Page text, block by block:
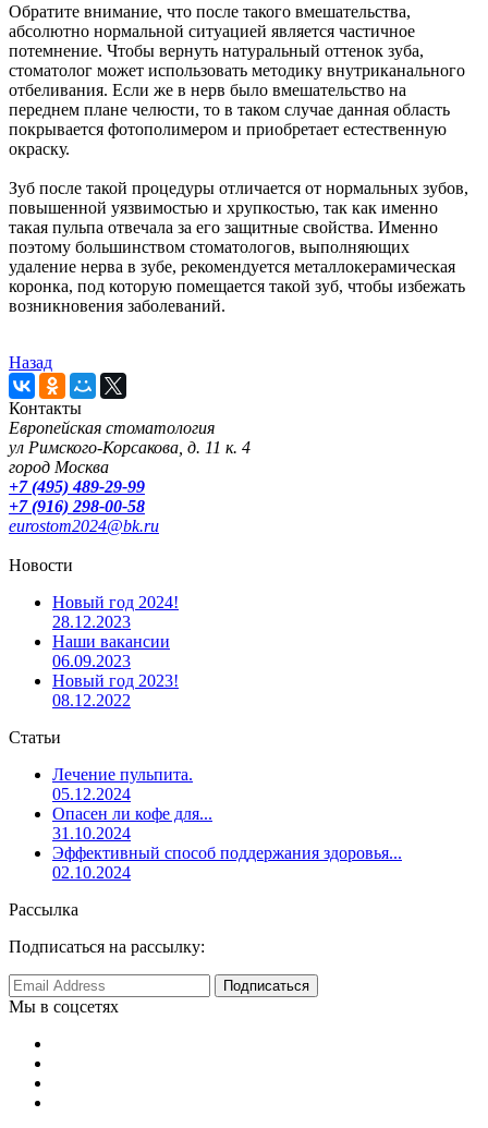
Обратите внимание, что после такого вмешательства,
абсолютно нормальной ситуацией является частичное
потемнение. Чтобы вернуть натуральный оттенок зуба,
стоматолог может использовать методику внутриканального
отбеливания. Если же в нерв было вмешательство на
переднем плане челюсти, то в таком случае данная область
покрывается фотополимером и приобретает естественную
окраску.
Зуб после такой процедуры отличается от нормальных зубов,
повышенной уязвимостью и хрупкостью, так как именно
такая пульпа отвечала за его защитные свойства. Именно
поэтому большинством стоматологов, выполняющих
удаление нерва в зубе, рекомендуется металлокерамическая
коронка, под которую помещается такой зуб, чтобы избежать
возникновения заболеваний.
Назад
Контакты
Европейская стоматология
ул Римского-Корсакова, д. 11 к. 4
город Москва
+7 (495) 489-29-99
+7 (916) 298-00-58
eurostom2024@bk.ru
Новости
Новый год 2024!
28.12.2023
Наши вакансии
06.09.2023
Новый год 2023!
08.12.2022
Статьи
Лечение пульпита.
05.12.2024
Опасен ли кофе для...
31.10.2024
Эффективный способ поддержания здоровья...
02.10.2024
Рассылка
Подписаться на рассылку:
Мы в соцсетях